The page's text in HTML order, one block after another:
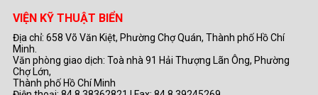
VIỆN KỸ THUẬT BIỂN
Địa chỉ: 658 Võ Văn Kiệt, Phường Chợ Quán, Thành phố Hồ Chí
Minh.
Văn phòng giao dịch: Toà nhà 91 Hải Thượng Lãn Ông, Phường
Chợ Lớn,
Thành phố Hồ Chí Minh